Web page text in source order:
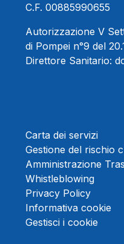
C.F. 00885990655
Autorizzazione V
di Pompei n°9 del
Direttore Sanitario:
Carta dei servizi
Gestione del rischio
Amministrazione
Whistleblowing
Privacy Policy
Informativa cookie
Gestisci i cookie